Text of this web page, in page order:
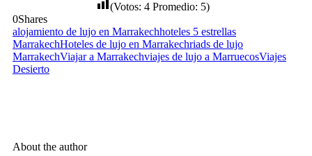
(Votos: 4Promedio: 5)
0Shares
alojamiento de lujo en Marrakechhoteles 5 estrellas
MarrakechHoteles de lujo en Marrakechriads de lujo
MarrakechViajar a Marrakechviajes de lujo a MarruecosViajes
Desierto
About the author